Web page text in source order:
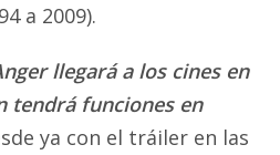
a 2009).
llegará a los cines en
tendrá funciones en
ya con el tráiler en las